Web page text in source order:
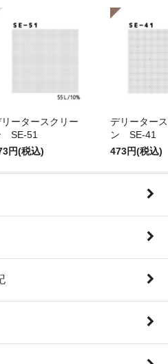
ータースクリー
SE-51
円(税込)
デリーター
ン SE-41
473円(税込)